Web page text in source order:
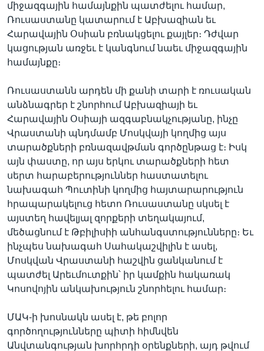
ԿԱՊ ՄԵԶ ՀԵՏ
ՀԵՏԵՒԵՔ ՄԵԶ
միջազգային համայնքին պատժելու համար,
Ռուսաստանը կատարում է Աբխազիան եւ
Հարավային Օսիան բռնակցելու քայլեր։ Դժվար
կացության առջեւ է կանգնում նաեւ միջազգային
համայնքը։
Ռուսաստանն արդեն մի քանի տարի է ռուսական
անձնագրեր է շնորհում Աբխազիայի եւ
Հարավային Օսիայի ազգաբնակչությանը, ինչը
Վրաստանի պնդմամբ Մոսկվայի կողմից այս
տարածքների բռնազավթման գործընթաց է։ Իսկ
այն փաստը, որ այս երկու տարածքների հետ
սերտ հարաբերություններ հաստատելու
նախագահ Պուտինի կողմից հայտարարություն
հրապարակելուց հետո Ռուսաստանը սկսել է
այստեղ հավելյալ զորքերի տեղակայում,
մեծացնում է Թբիլիսիի անհանգստությունները։ Եւ
ինչպես նախագահ Սահակաշվիլին է ասել,
Մոսկվան Վրաստանի հաշվին ցանկանում է
պատժել Արեւմուտքին՝ իր կամքին հակառակ
Կոսովոյին անկախություն շնորհելու համար։
ՄԱԿ-ի խոսնակն ասել է, թե բոլոր
գործողությունները պիտի հիմնվեն
Անվտանգության խորհրդի օրենքների, այդ թվում